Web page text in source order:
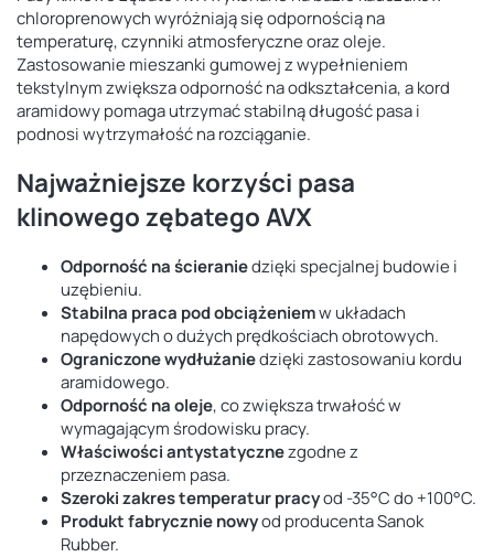
chloroprenowych wyróżniają się odpornością na
temperaturę, czynniki atmosferyczne oraz oleje.
Zastosowanie mieszanki gumowej z wypełnieniem
tekstylnym zwiększa odporność na odkształcenia, a kord
aramidowy pomaga utrzymać stabilną długość pasa i
podnosi wytrzymałość na rozciąganie.
Najważniejsze korzyści pasa
klinowego zębatego AVX
Odporność na ścieraniedzięki specjalnej budowie i
uzębieniu.
Stabilna praca pod obciążeniemw układach
napędowych o dużych prędkościach obrotowych.
Ograniczone wydłużaniedzięki zastosowaniu kordu
aramidowego.
Odporność na oleje, co zwiększa trwałość w
wymagającym środowisku pracy.
Właściwości antystatycznezgodne z
przeznaczeniem pasa.
Szeroki zakres temperatur pracyod -35°C do +100°C.
Produkt fabrycznie nowyod producenta Sanok
Rubber.